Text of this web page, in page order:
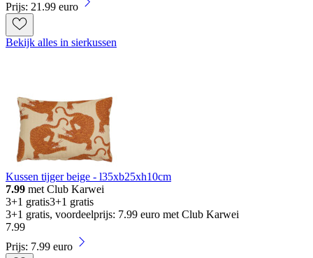
Prijs: 21.99 euro
Bekijk alles in sierkussen
Kussen tijger beige - l35xb25xh10cm
7.99 met Club Karwei
3+1 gratis3+1 gratis
3+1 gratis, voordeelprijs: 7.99 euro met Club Karwei
7.99
Prijs: 7.99 euro